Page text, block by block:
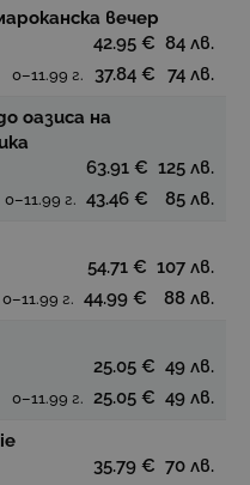
вечер
42.95 € 84 лв.
0–11.99 г. 37.84 €
74 лв.
оазиса на
63.91 € 125 лв.
0–11.99 г. 43.46 €
85 лв.
54.71 € 107 лв.
0–11.99 г. 44.99 €
88 лв.
25.05 € 49 лв.
0–11.99 г. 25.05 € 49 лв.
35.79 € 70 лв.